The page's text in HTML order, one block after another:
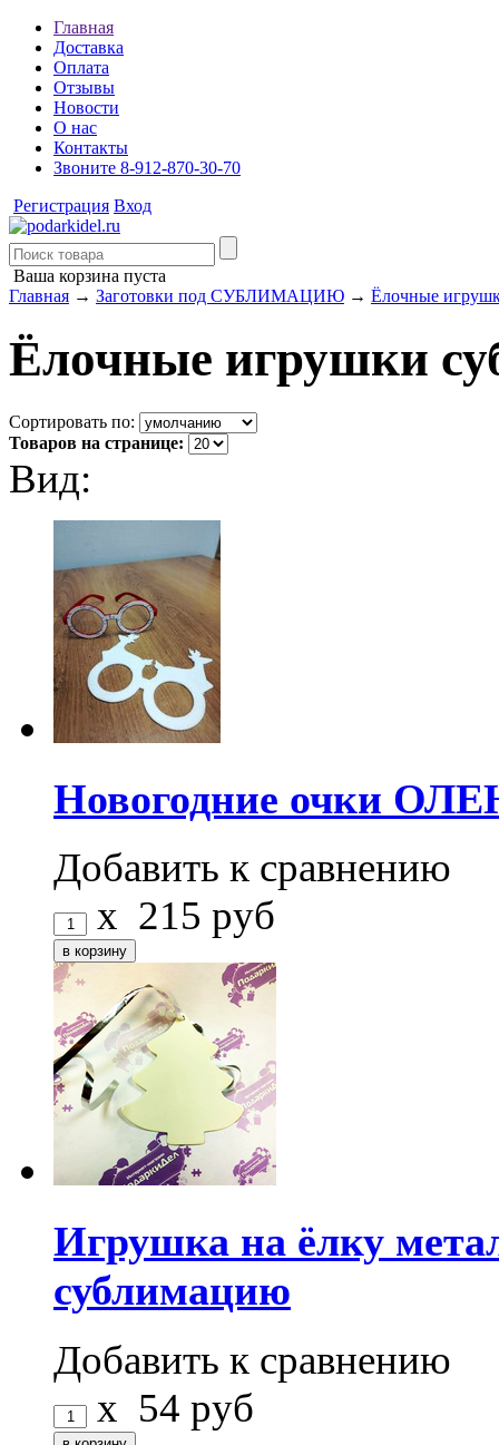
Главная
Доставка
Оплата
Отзывы
Новости
О нас
Контакты
Звоните 8-912-870-30-70
Регистрация Вход
Ваша корзина пуста
Главная → Заготовки под СУБЛИМАЦИЮ → Ёлочные
Ёлочные игрушки
Сортировать по:
Товаров на странице:
Вид:
Новогодние очки
Добавить к сравнению
x 215 руб
Игрушка на ёлку
сублимацию
Добавить к сравнению
x 54 руб